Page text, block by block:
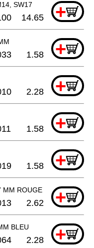
SW17 +
14.65
+
1.58
+
2.28
+
1.58
+
1.58
MM ROUGE +
2.62
BLEU +
2.28